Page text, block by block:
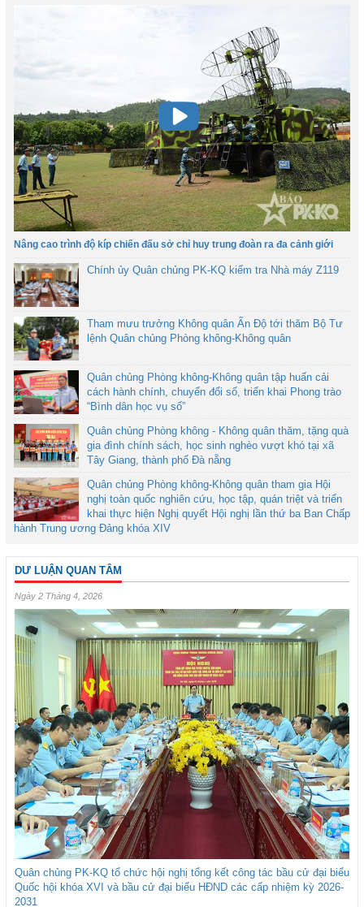
Nâng cao trình độ kíp chiến đấu sở chỉ huy trung đoàn ra đa cảnh giới
Chính ủy Quân chủng PK-KQ kiểm tra Nhà máy Z119
Tham mưu trưởng Không quân Ấn Độ tới thăm Bộ Tư
lệnh Quân chủng Phòng không-Không quân
Quân chủng Phòng không-Không quân tập huấn cải
cách hành chính, chuyển đổi số, triển khai Phong trào
“Bình dân học vụ số”
Quân chủng Phòng không - Không quân thăm, tặng quà
gia đình chính sách, học sinh nghèo vượt khó tại xã
Tây Giang, thành phố Đà nẵng
Quân chủng Phòng không-Không quân tham gia Hội
nghị toàn quốc nghiên cứu, học tập, quán triệt và triển
khai thực hiện Nghị quyết Hội nghị lần thứ ba Ban Chấp
hành Trung ương Đảng khóa XIV
DƯ LUẬN QUAN TÂM
Ngày 2 Tháng 4, 2026
Quân chủng PK-KQ tổ chức hội nghị tổng kết công tác bầu cử đại biểu
Quốc hội khóa XVI và bầu cử đại biểu HĐND các cấp nhiệm kỳ 2026-
2031